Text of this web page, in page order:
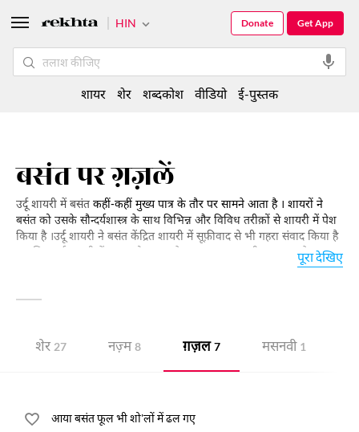
बसंत पर ग़ज़लें
उर्दू शायरी में बसंत कहीं-कहीं मुख्य पात्र के तौर पर सामने आता है । शायरों ने
बसंत को उसके सौन्दर्यशास्त्र के साथ विभिन्न और विविध तरीक़ों से शायरी में पेश
किया है ।उर्दू शायरी ने बसंत केंद्रित शायरी में सूफ़ीवाद से भी गहरा संवाद किया है
।इसलिए उर्दू शायरी में बहार को महबूब के हुस्न का रूपक भी कहा गया है ।
क्लासिकी शायरी के आशिक़ की नज़र से ये मौसम ऐसा है कि पतझड़ के बाद
जीवन के विरोधाभास और क्रांतिकारी शायरी में बसंत का एक दूसरा ही रूप नज़र
पूरा देखिए
शेर 27 नज़्म 8 ग़ज़ल 7 मसनवी 1
आया बसंत फूल भी शो'लों में ढल गए
HIN Get App
Donate
शायर शेर शब्दकोश वीडियो ई-पुस्तक